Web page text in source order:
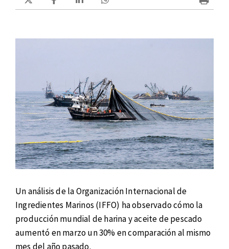
Un análisis de la Organización Internacional de
Ingredientes Marinos (IFFO) ha observado cómo la
producción mundial de harina y aceite de pescado
aumentó en marzo un 30% en comparación al mismo
mes del año pasado.